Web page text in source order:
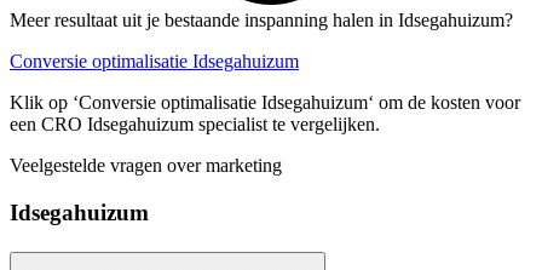
Meer resultaat uit je bestaande inspanning halen in Idsegahuizum?
Conversie optimalisatie Idsegahuizum
Klik op ‘Conversie optimalisatie Idsegahuizum‘ om de kosten voor
een CRO Idsegahuizum specialist te vergelijken.
Veelgestelde vragen over marketing
Idsegahuizum